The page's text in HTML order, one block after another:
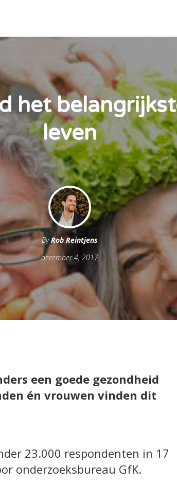
het
leven
ByRob Reintjens
december 4, 2017
een goede gezondheid
én vrouwen vinden dit
23.000 respondenten in 17
onderzoeksbureau GfK.